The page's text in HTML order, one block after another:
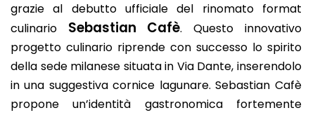
grazie al debutto ufficiale del rinomato format
culinario Sebastian Cafè. Questo innovativo
progetto culinario riprende con successo lo spirito
della sede milanese situata in Via Dante, inserendolo
in una suggestiva cornice lagunare. Sebastian Cafè
propone un’identità gastronomica fortemente